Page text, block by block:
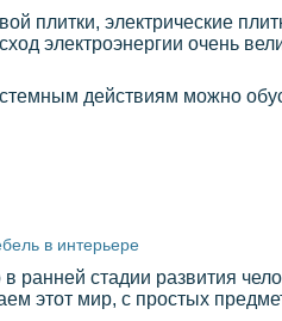
плитки, электрические
электроэнергии очень
действиям можно
в интерьере
ранней стадии развития
этот мир, с простых